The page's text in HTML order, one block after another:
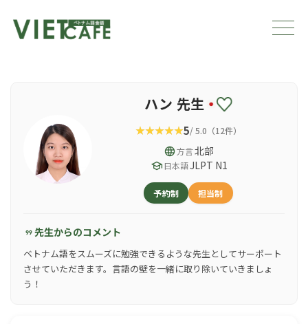
ハン 先生
5/ 5.0（12件）
language方言北部
school 日本語JLPT N1
予約制 担当制
format_quote先生からのコメント
ベトナム語をスムーズに勉強できるような先生としてサーポート
させていただきます。言語の壁を一緒に取り除いていきましょ
う！